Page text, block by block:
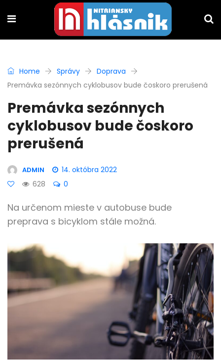
Home Správy
Doprava
Premávka sezónnych cyklobusov bude čoskoro prerušená
Premávka sezónnych
cyklobusov bude čoskoro
prerušená
ADMIN
14. októbra 2022
628
0
Na určenom mieste v autobuse bude
preprava s bicyklom stále možná.